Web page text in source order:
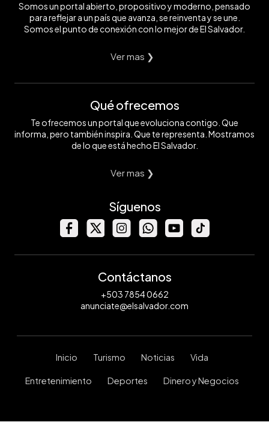
Somos un portal abierto, propositivo y moderno, pensado
para reflejar a un país que avanza, se reinventa y se une.
Somos el punto de conexión con lo mejor de El Salvador.
Ver mas ❯
Qué ofrecemos
Te ofrecemos un portal que evoluciona contigo. Que
informa, pero también inspira. Que te representa. Mostramos
de lo que está hecho El Salvador.
Ver mas ❯
Síguenos
Contáctanos
+503 7854 0662
anunciate@elsalvador.com
Inicio Turismo Noticias Vida
Entretenimiento Deportes Dinero y Negocios